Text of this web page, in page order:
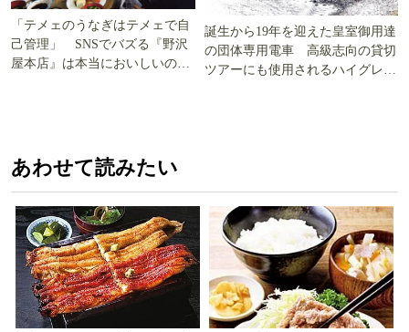
「テメェのうなぎはテメェで自
己管理」 SNSでバズる『野沢
屋本店』は本当においしいの
誕生から19年を迎えた皇室御用達
の団体専用電車 高級志向の貸切
ツアーにも使用されるハイグレー
あわせて読みたい